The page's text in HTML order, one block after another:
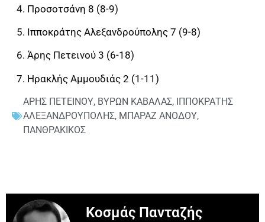
4. Προσοτσάνη 8 (8-9)
5. Ιπποκράτης Αλεξανδρούπολης 7 (9-8)
6. Άρης Πετεινού 3 (6-18)
7. Ηρακλής Αμμουδιάς 2 (1-11)
ΑΡΗΣ ΠΕΤΕΙΝΟΥ, ΒΥΡΩΝ ΚΑΒΑΛΑΣ, ΙΠΠΟΚΡΑΤΗΣ
ΑΛΕΞΑΝΔΡΟΥΠΟΛΗΣ, ΜΠΑΡΑΖ ΑΝΟΔΟΥ,
ΠΑΝΘΡΑΚΙΚΟΣ
Κοσμάς Πανταζής